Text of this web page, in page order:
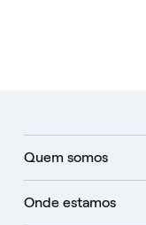
Quem somos
Onde estamos